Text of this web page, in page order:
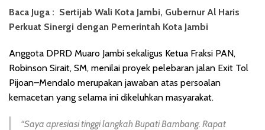
Baca Juga : Sertijab Wali Kota Jambi, Gubernur Al Haris
Perkuat Sinergi dengan Pemerintah Kota Jambi
Anggota DPRD Muaro Jambi sekaligus Ketua Fraksi PAN,
Robinson Sirait, SM, menilai proyek pelebaran jalan Exit Tol
Pijoan–Mendalo merupakan jawaban atas persoalan
kemacetan yang selama ini dikeluhkan masyarakat.
“Saya apresiasi tinggi langkah Bupati Bambang. Rapat